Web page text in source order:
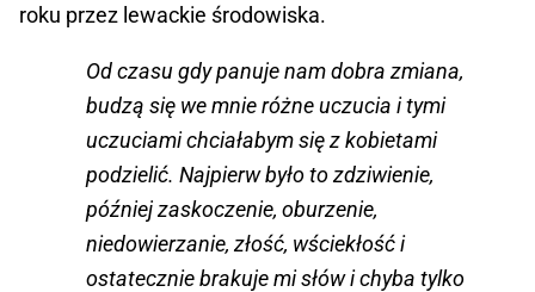
roku przez lewackie środowiska.
Od czasu gdy panuje nam dobra zmiana,
budzą się we mnie różne uczucia i tymi
uczuciami chciałabym się z kobietami
podzielić. Najpierw było to zdziwienie,
później zaskoczenie, oburzenie,
niedowierzanie, złość, wściekłość i
ostatecznie brakuje mi słów i chyba tylko